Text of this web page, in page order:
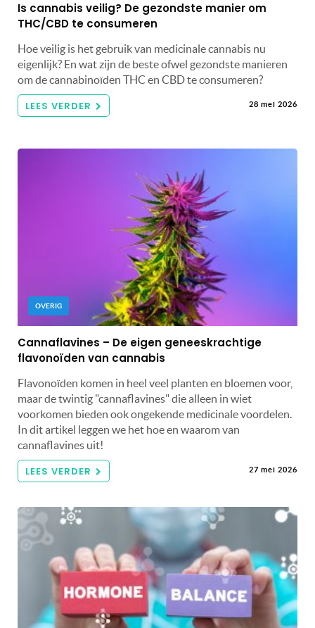
Is cannabis veilig? De gezondste manier om
THC/CBD te consumeren
Hoe veilig is het gebruik van medicinale cannabis nu
eigenlijk? En wat zijn de beste ofwel gezondste manieren
om de cannabinoïden THC en CBD te consumeren?
LEES VERDER 28 mei 2026
OVERIG
Cannaflavines – De eigen geneeskrachtige
flavonoïden van cannabis
Flavonoïden komen in heel veel planten en bloemen voor,
maar de twintig "cannaflavines" die alleen in wiet
voorkomen bieden ook ongekende medicinale voordelen.
In dit artikel leggen we het hoe en waarom van
cannaflavines uit!
LEES VERDER 27 mei 2026